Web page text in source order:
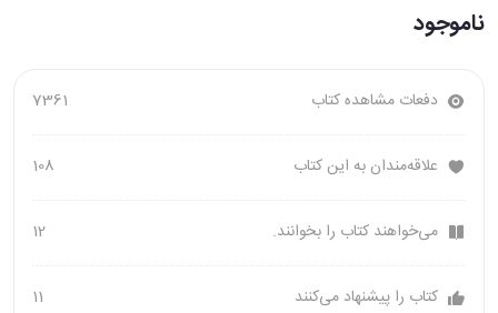
ناموجود
دفعات مشاهده کتاب 7361
علاقه‌مندان به این کتاب 108
می‌خواهند کتاب را بخوانند. 12
کتاب را پیشنهاد می‌کنند 11